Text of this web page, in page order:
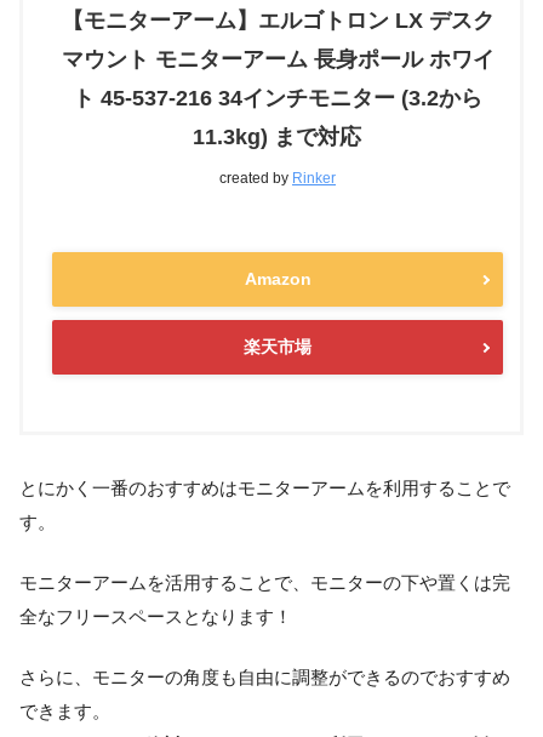
【モニターアーム】エルゴトロン LX デスク
マウント モニターアーム 長身ポール ホワイ
ト 45-537-216 34インチモニター (3.2から
11.3kg) まで対応
created by Rinker
Amazon
楽天市場
とにかく一番のおすすめはモニターアームを利用することで
す。
モニターアームを活用することで、モニターの下や置くは完
全なフリースペースとなります！
さらに、モニターの角度も自由に調整ができるのでおすすめ
できます。